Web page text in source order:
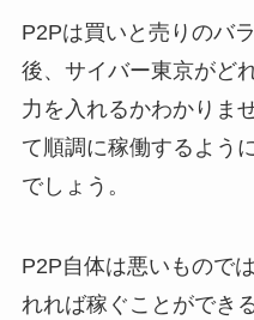
P2Pは買いと売りのバ
後、サイバー東京がど
力を入れるかわかりま
て順調に稼働するよう
でしょう。
P2P自体は悪いもので
れれば稼ぐことができ